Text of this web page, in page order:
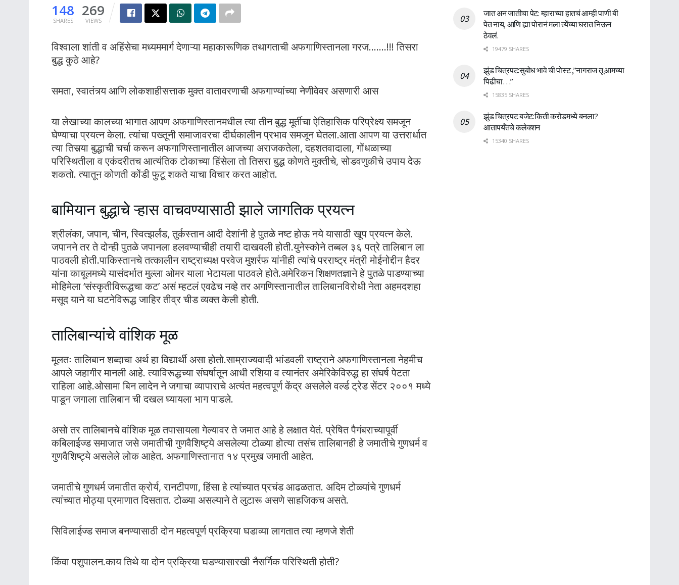
148
SHARES
269
VIEWS
विश्वाला शांती व अहिंसेचा मध्यममार्ग देणाऱ्या महाकारूणिक तथागताची अफगाणिस्तानला गरज…….!!! तिसरा
बुद्ध कुठे आहे?
समता, स्वातंत्र्य आणि लोकशाहीसत्ताक मुक्त वातावरणाची अफगाण्यांच्या नेणीवेवर असणारी आस
या लेखाच्या कालच्या भागात आपण अफगाणिस्तानमधील त्या तीन बुद्ध मूर्तीचा ऐतिहासिक परिप्रेक्ष्य समजून
घेण्याचा प्रयत्न केला. त्यांचा पख्तूनी समाजावरचा दीर्घकालीन प्रभाव समजून घेतला.आता आपण या उत्तरार्धात
त्या तिसर्‍या बुद्धाची चर्चा करून अफगाणिस्तानातील आजच्या अराजकतेला, दहशतवादाला, गोंधळाच्या
परिस्थितीला व एकंदरीतच आत्यंतिक टोकाच्या हिंसेला तो तिसरा बुद्ध कोणते मुक्तीचे, सोडवणुकीचे उपाय देऊ
शकतो. त्यातून कोणती कोंडी फुटू शकते याचा विचार करत आहोत.
बामियान बुद्धाचे ऱ्हास वाचवण्यासाठी झाले जागतिक प्रयत्न
श्रीलंका, जपान, चीन, स्वित्झर्लंड, तुर्कस्तान आदी देशांनी हे पुतळे नष्ट होऊ नये यासाठी खूप प्रयत्न केले.
जपानने तर ते दोन्ही पुतळे जपानला हलवण्याचीही तयारी दाखवली होती.युनेस्कोने तब्बल ३६ पत्रे तालिबान ला
पाठवली होती.पाकिस्तानचे तत्कालीन राष्ट्राध्यक्ष परवेज मुशर्रफ यांनीही त्यांचे परराष्ट्र मंत्री मोईनोद्दीन हैदर
यांना काबूलमध्ये यासंदर्भात मुल्ला ओमर याला भेटायला पाठवले होते.अमेरिकन शिक्षणतज्ञाने हे पुतळे पाडण्याच्या
मोहिमेला ‘संस्कृतीविरूद्धचा कट’ असं म्हटलं एवढेच नव्हे तर अगणिस्तानातील तालिबानविरोधी नेता अहमदशहा
मसूद याने या घटनेविरूद्ध जाहिर तीव्र चीड व्यक्त केली होती.
तालिबान्यांचे वांशिक मूळ
मूलतः तालिबान शब्दाचा अर्थ हा विद्यार्थी असा होतो.साम्राज्यवादी भांडवली राष्ट्राने अफगाणिस्तानला नेहमीच
आपले जहागीर मानली आहे. त्याविरूद्धच्या संघर्षातून आधी रशिया व त्यानंतर अमेरिकेविरुद्ध हा संघर्ष पेटता
राहिला आहे.ओसामा बिन लादेन ने जगाचा व्यापाराचे अत्यंत महत्वपूर्ण केंद्र असलेले वर्ल्ड ट्रेड सेंटर २००१ मध्ये
पाडून जगाला तालिबान ची दखल घ्यायला भाग पाडले.
असो तर तालिबानचे वांशिक मूळ तपासायला गेल्यावर ते जमात आहे हे लक्षात येतं. प्रेषित पैगंबराच्यापूर्वी
कबिलाईज्ड समाजात जसे जमातीची गुणवैशिष्ट्ये असलेल्या टोळ्या होत्या तसंच तालिबानही हे जमातीचे गुणधर्म व
गुणवैशिष्ट्ये असलेले लोक आहेत. अफगाणिस्तानात १४ प्रमुख जमाती आहेत.
जमातीचे गुणधर्म जमातीत क्रोर्य, रानटीपणा, हिंसा हे त्यांच्यात प्रचंड आढळतात. अदिम टोळ्यांचे गुणधर्म
त्यांच्यात मोठ्या प्रमाणात दिसतात. टोळ्या असल्याने ते लुटारू असणे साहजिकच असते.
सिविलाईज्ड समाज बनण्यासाठी दोन महत्वपूर्ण प्रक्रिया घडाव्या लागतात त्या म्हणजे शेती
किंवा पशुपालन.काय तिथे या दोन प्रक्रिया घडण्यासारखी नैसर्गिक परिस्थिती होती?
जात अन जातीचा पेट: म्हाराच्या हातचं आम्ही पाणी बी
पेत नाय, आणि ह्या पोरानं मला त्येंच्या घरात निऊन
ठेवलं.
19479 SHARES
झुंड चित्रपट:सुबोध भावे ची पोस्ट ,”नागराज तू आमच्या
पिढीचा…”
15835 SHARES
झुंड चित्रपट बजेट:किती करोडमध्ये बनला?
आतापर्यँतचे कलेक्शन
15340 SHARES